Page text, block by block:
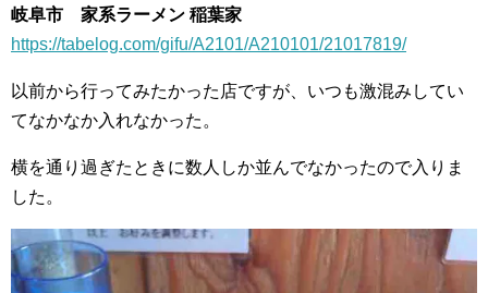
岐阜市 家系ラーメン 稲葉家
https://tabelog.com/gifu/A2101/A210101/21017819/
以前から行ってみたかった店ですが、いつも激混みしてい
てなかなか入れなかった。
横を通り過ぎたときに数人しか並んでなかったので入りま
した。